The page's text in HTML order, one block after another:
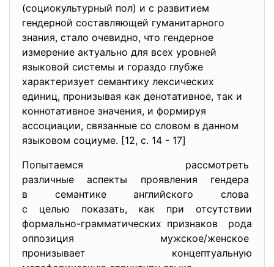
(cоциокультурный пол) и с развитием
гендерной составляющей гуманитарного
знания, стало очевидно, что гендерное
измерение актуально для всех уровней
языковой системы и гораздо глубже
характеризует семантику лексических
единиц, пронизывая как денотативное, так и
коннотативное значения, и формируя
ассоциации, связанные со словом в данном
языковом социуме. [12, c. 14 - 17]
Попытаемся рассмотреть
различные аспекты проявления гендера
в семантике английского слова
с целью показать, как при отсутствии
формально-грамматических признаков рода
оппозиция мужское/женское
пронизывает концептуальную